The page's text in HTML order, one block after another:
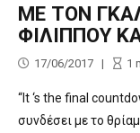
ΜΕ ΤΟΝ
ΦΙΛΙΠΠΟΥ
17/06/2017 1
“It ‘s the final
συνδέσει με το